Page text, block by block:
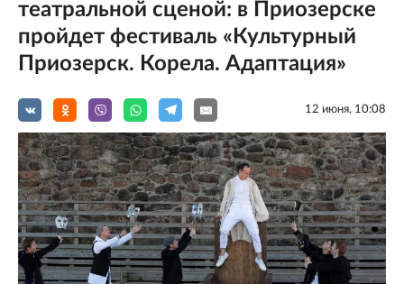
театральной сценой: в Приозерске
пройдет фестиваль «Культурный
Приозерск. Корела. Адаптация»
12 июня, 10:08